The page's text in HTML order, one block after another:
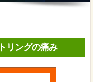
リングの痛み